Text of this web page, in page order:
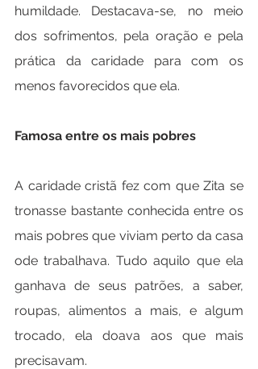
humildade. Destacava-se, no meio
dos sofrimentos, pela oração e pela
prática da caridade para com os
menos favorecidos que ela.
Famosa entre os mais pobres
A caridade cristã fez com que Zita se
tronasse bastante conhecida entre os
mais pobres que viviam perto da casa
ode trabalhava. Tudo aquilo que ela
ganhava de seus patrões, a saber,
roupas, alimentos a mais, e algum
trocado, ela doava aos que mais
precisavam.